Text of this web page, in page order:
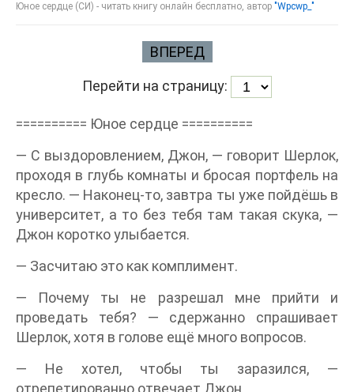
Юное сердце (СИ) - читать книгу онлайн бесплатно, автор "Wpcwp_"
ВПЕРЕД
Перейти на страницу:
========== Юное сердце ==========
— С выздоровлением, Джон, — говорит Шерлок,
проходя в глубь комнаты и бросая портфель на
кресло. — Наконец-то, завтра ты уже пойдёшь в
университет, а то без тебя там такая скука, —
Джон коротко улыбается.
— Засчитаю это как комплимент.
— Почему ты не разрешал мне прийти и
проведать тебя? — сдержанно спрашивает
Шерлок, хотя в голове ещё много вопросов.
— Не хотел, чтобы ты заразился, —
отрепетированно отвечает Джон.